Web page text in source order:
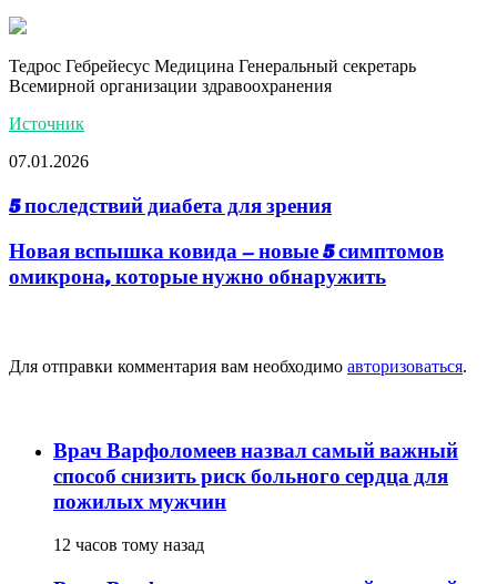
Тедрос Гебрейесус Медицина Генеральный секретарь
Всемирной организации здравоохранения
Источник
07.01.2026
5 последствий диабета для зрения
Новая вспышка ковида – новые 5 симптомов
омикрона, которые нужно обнаружить
Для отправки комментария вам необходимо авторизоваться.
Врач Варфоломеев назвал самый важный
способ снизить риск больного сердца для
пожилых мужчин
12 часов тому назад